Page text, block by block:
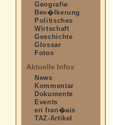
Geografie
Bev�lkerung
Politisches
Wirtschaft
Geschichte
Glossar
Fotos
Aktuelle Infos
News
Kommentar
Dokumente
Events
en fran�ais
TAZ-Artikel